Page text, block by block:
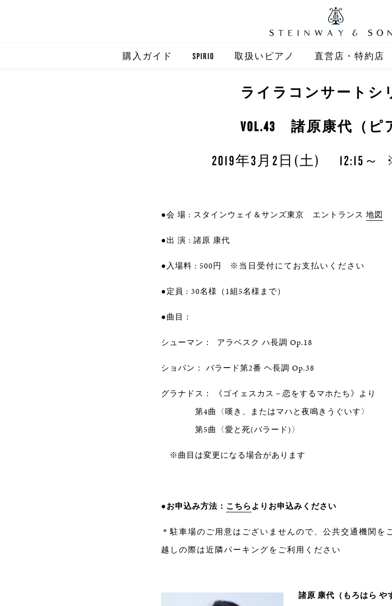
購入ガイド SPIRIO 取扱いピアノ
BOSTON
直営店・特約店
全国正規特約店
ライラコンサートシ
VOL.43 諸原康代（ピ
2019年3月2日(土) 12:15～
●会 場 : スタインウェイ＆サンズ東京 エントランス 地図
●出 演 : 諸原 康代
●入場料 : 500円 ※当日受付にてお支払いください
●定員 : 30名様（1組5名様まで）
●曲目：
シューマン： アラベスク ハ長調 Op.18
ショパン： バラード第2番 ヘ長調 Op.38
グラナドス： 《ゴイェスカス－恋をするマホたち》より
第4曲〈嘆き、またはマハと夜鳴きうぐいす〉
第5曲〈愛と死(バラード)〉
※曲目は変更になる場合があります
●お申込み方法： こちら よりお申込みください
＊駐車場のご用意はございませんので、公共交通機関を
越しの際は近隣パーキングをご利用ください
諸原 康代（もろはら や